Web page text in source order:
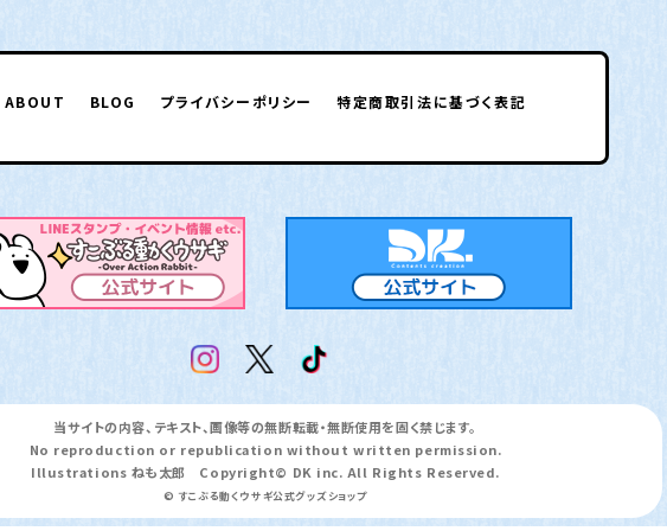
ABOUT BLOG プライバシーポリシー 特定商取引法に基づく表記
当サイトの内容、テキスト、画像等の無断転載・無断使用を固く禁じます。
No reproduction or republication without written permission.
Illustrations ねも太郎 Copyright© DK inc. All Rights Reserved.
© すこぶる動くウサギ公式グッズショップ